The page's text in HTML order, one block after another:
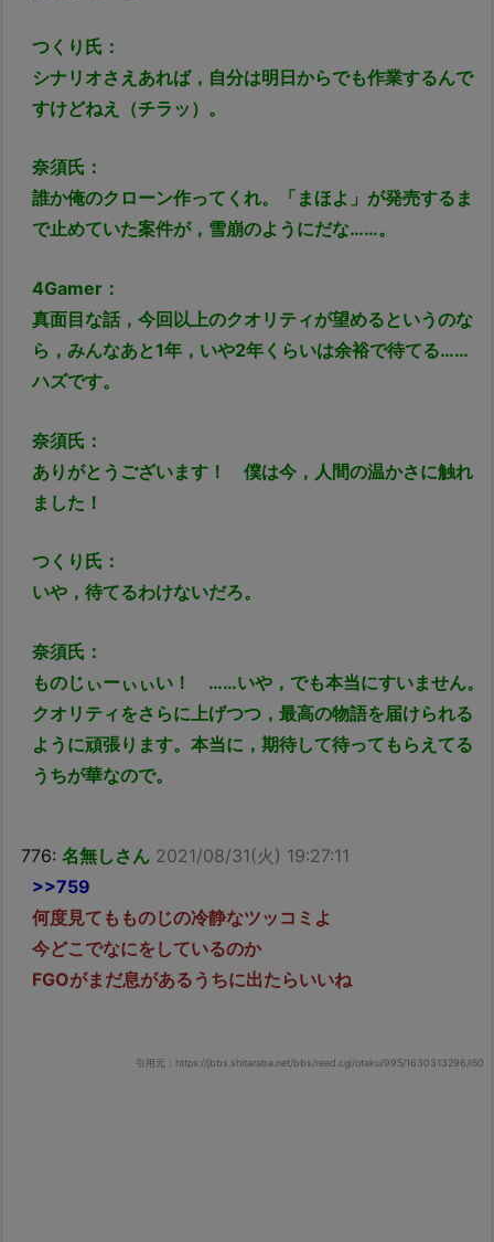
つくり氏：
シナリオさえあれば，自分は明日からでも作業するんで
すけどねえ（チラッ）。
奈須氏：
誰か俺のクローン作ってくれ。「まほよ」が発売するま
で止めていた案件が，雪崩のようにだな……。
4Gamer：
真面目な話，今回以上のクオリティが望めるというのな
ら，みんなあと1年，いや2年くらいは余裕で待てる……
ハズです。
奈須氏：
ありがとうございます！ 僕は今，人間の温かさに触れ
ました！
つくり氏：
いや，待てるわけないだろ。
奈須氏：
ものじぃーぃぃい！ ……いや，でも本当にすいません。
クオリティをさらに上げつつ，最高の物語を届けられる
ように頑張ります。本当に，期待して待ってもらえてる
うちが華なので。
776: 名無しさん 2021/08/31(火) 19:27:11
>>759
何度見てもものじの冷静なツッコミよ
今どこでなにをしているのか
FGOがまだ息があるうちに出たらいいね
引用元：https://jbbs.shitaraba.net/bbs/read.cgi/otaku/995/1630313296/l50